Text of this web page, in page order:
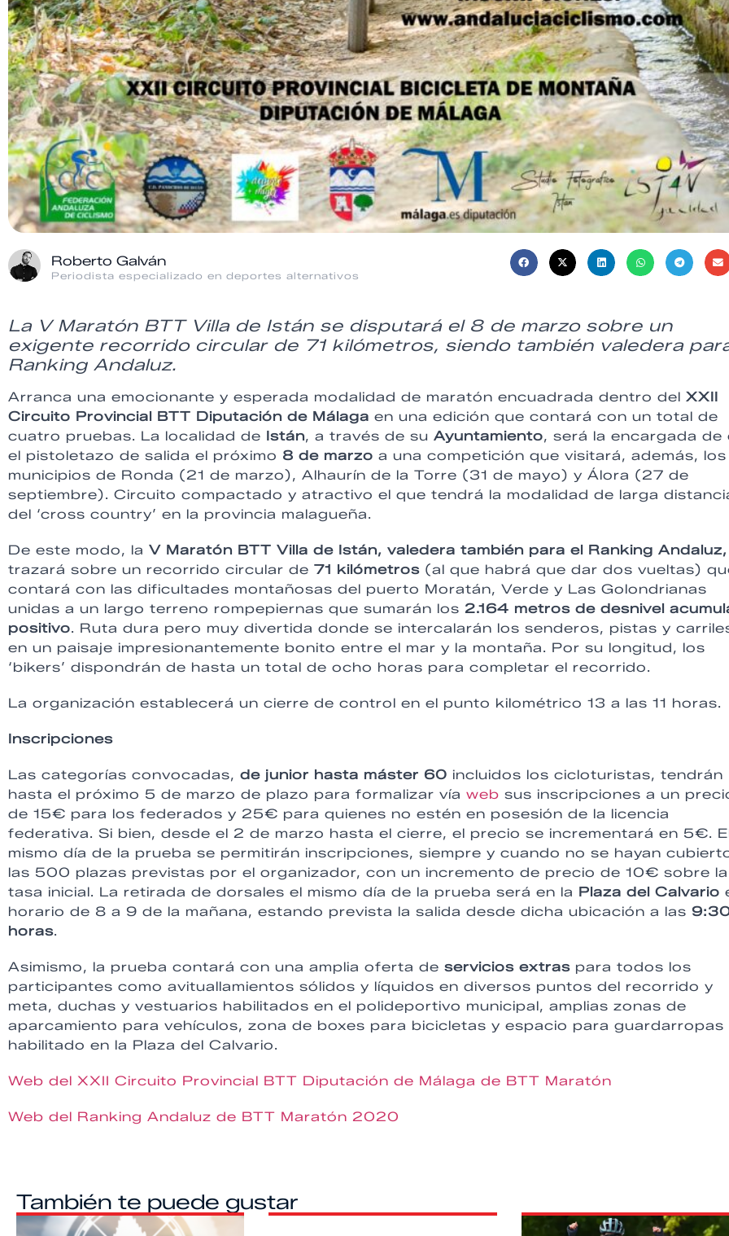
Roberto Galván
Periodista especializado en deportes alternativos
La V Maratón BTT Villa de Istán se disputará el 8 de marzo sobre un
exigente recorrido circular de 71 kilómetros, siendo también valedera
Ranking Andaluz.
Arranca una emocionante y esperada modalidad de maratón encuadrada dentro del XXII
Circuito Provincial BTT Diputación de Málaga en una edición que contará con un total de
cuatro pruebas. La localidad de Istán, a través de su Ayuntamiento, será la encargada de
el pistoletazo de salida el próximo 8 de marzo a una competición que visitará, además, los
municipios de Ronda (21 de marzo), Alhaurín de la Torre (31 de mayo) y Álora (27 de
septiembre). Circuito compactado y atractivo el que tendrá la modalidad de larga
del ‘cross country’ en la provincia malagueña.
De este modo, la V Maratón BTT Villa de Istán, valedera también para el Ranking Andaluz,
trazará sobre un recorrido circular de 71 kilómetros (al que habrá que dar dos vueltas)
contará con las dificultades montañosas del puerto Moratán, Verde y Las Golondrianas
unidas a un largo terreno rompepiernas que sumarán los 2.164 metros de desnivel
positivo. Ruta dura pero muy divertida donde se intercalarán los senderos, pistas y
en un paisaje impresionantemente bonito entre el mar y la montaña. Por su longitud, los
‘bikers’ dispondrán de hasta un total de ocho horas para completar el recorrido.
La organización establecerá un cierre de control en el punto kilométrico 13 a las 11 horas.
Inscripciones
Las categorías convocadas, de junior hasta máster 60 incluidos los cicloturistas, tendrán
hasta el próximo 5 de marzo de plazo para formalizar vía web sus inscripciones a un
de 15€ para los federados y 25€ para quienes no estén en posesión de la licencia
federativa. Si bien, desde el 2 de marzo hasta el cierre, el precio se incrementará en 5€.
mismo día de la prueba se permitirán inscripciones, siempre y cuando no se hayan
las 500 plazas previstas por el organizador, con un incremento de precio de 10€ sobre la
tasa inicial. La retirada de dorsales el mismo día de la prueba será en la Plaza del Calvario
horario de 8 a 9 de la mañana, estando prevista la salida desde dicha ubicación a las
horas.
Asimismo, la prueba contará con una amplia oferta de servicios extras para todos los
participantes como avituallamientos sólidos y líquidos en diversos puntos del recorrido y
meta, duchas y vestuarios habilitados en el polideportivo municipal, amplias zonas de
aparcamiento para vehículos, zona de boxes para bicicletas y espacio para guardarropas
habilitado en la Plaza del Calvario.
Web del XXII Circuito Provincial BTT Diputación de Málaga de BTT Maratón
Web del Ranking Andaluz de BTT Maratón 2020
También te puede gustar